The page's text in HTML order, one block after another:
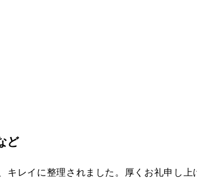
ど
キレイに整理されました。厚くお礼申し上